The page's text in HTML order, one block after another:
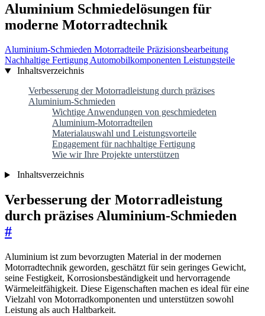
Aluminium Schmiedelösungen für
moderne Motorradtechnik
Aluminium-Schmieden Motorradteile Präzisionsbearbeitung
Nachhaltige FertigungAutomobilkomponenten Leistungsteile
Inhaltsverzeichnis
Verbesserung der Motorradleistung durch präzises
Aluminium-Schmieden
Wichtige Anwendungen von geschmiedeten
Aluminium-Motorradteilen
Materialauswahl und Leistungs­vorteile
Engagement für nachhaltige Fertigung
Wie wir Ihre Projekte unterstützen
Inhaltsverzeichnis
Verbesserung der Motorradleistung
durch präzises Aluminium-Schmieden
#
Aluminium ist zum bevorzugten Material in der modernen
Motorradtechnik geworden, geschätzt für sein geringes Gewicht,
seine Festigkeit, Korrosionsbeständigkeit und hervorragende
Wärmeleitfähigkeit. Diese Eigenschaften machen es ideal für eine
Vielzahl von Motorradkomponenten und unterstützen sowohl
Leistung als auch Haltbarkeit.